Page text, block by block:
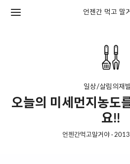
언젠간 먹고 말
일상/살림의재
오늘의 미세먼지농도
요!!
언젠간먹고말거야 ·